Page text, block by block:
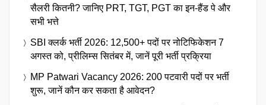
सैलरी कितनी? जानिए PRT, TGT, PGT का इन-हैंड पे और
सभी भत्ते
SBI क्लर्क भर्ती 2026: 12,500+ पदों पर नोटिफिकेशन 7
अगस्त को, प्रीलिम्स सितंबर में, जानें पूरी भर्ती प्रक्रिया
MP Patwari Vacancy 2026: 200 पटवारी पदों पर भर्ती
शुरू, जानें कौन कर सकता है आवेदन?